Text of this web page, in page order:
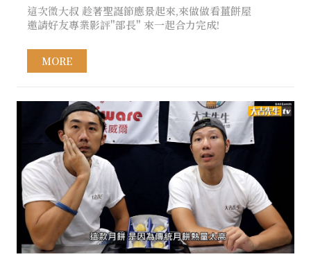
這次微大叔 趁著聖誕節應景起來,來做做看薑餅屋
邀請好友專業影評"部長" 來一起合力完成!
MORE